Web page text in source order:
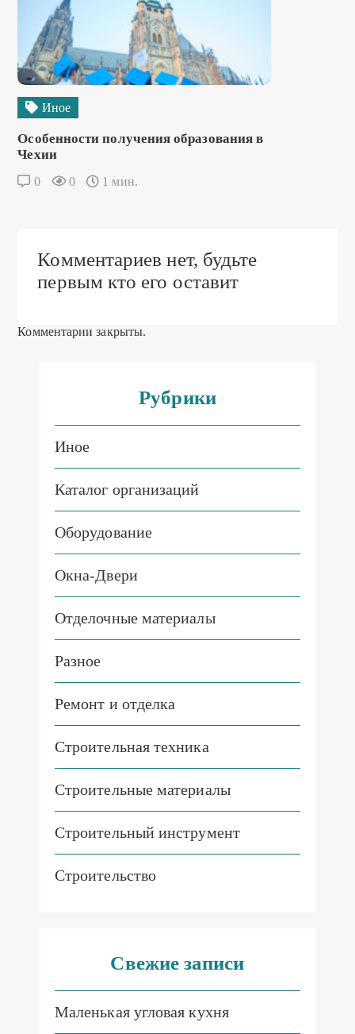
Иное
Особенности получения образования в
Чехии
0 0 1 мин.
Комментариев нет, будьте
первым кто его оставит
Комментарии закрыты.
Рубрики
Иное
Каталог организаций
Оборудование
Окна-Двери
Отделочные материалы
Разное
Ремонт и отделка
Строительная техника
Строительные материалы
Строительный инструмент
Строительство
Свежие записи
Маленькая угловая кухня